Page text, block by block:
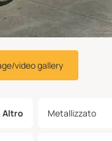
video gallery
Altro Metallizzato